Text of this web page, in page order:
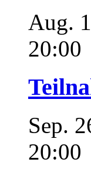
Aug.
20:00
Sep.
20:00